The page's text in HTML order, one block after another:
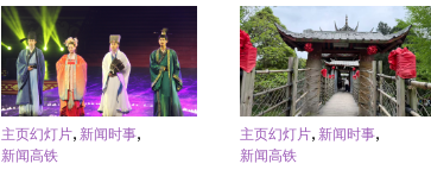
主页幻灯片, 新闻时事,
新闻高铁
主页幻灯片, 新闻时事,
新闻高铁